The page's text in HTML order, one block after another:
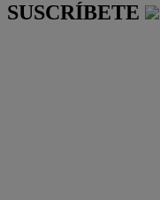
SUSCRÍBETE